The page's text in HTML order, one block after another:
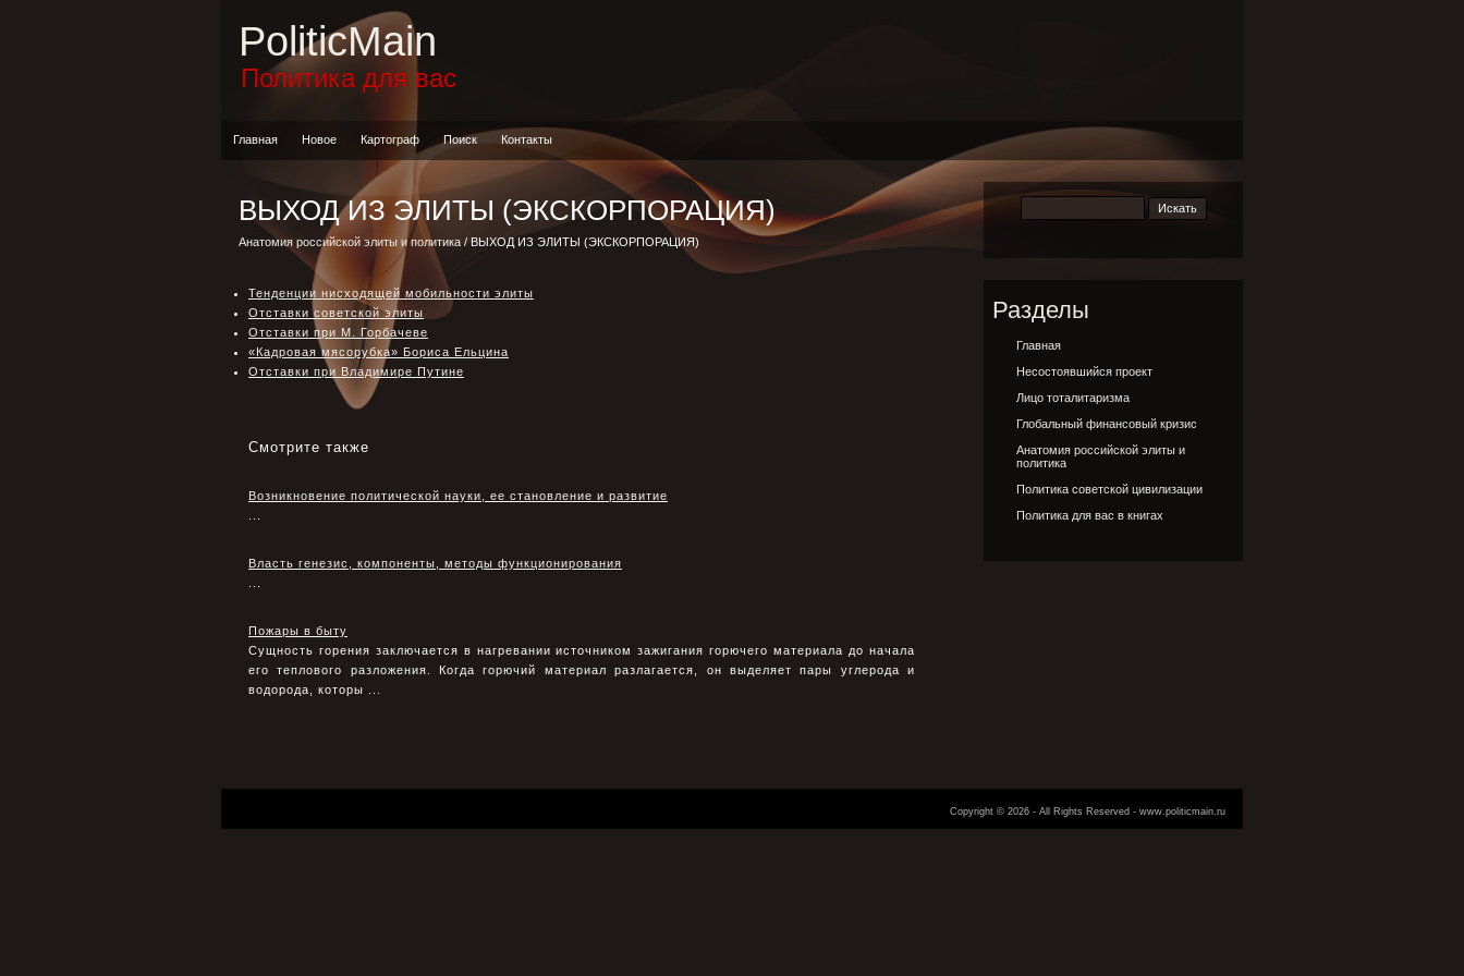
PoliticMain
Политика для вас
Главная Новое Картограф Поиск Контакты
ВЫХОД ИЗ ЭЛИТЫ (ЭКСКОРПОРАЦИЯ)
Анатомия российской элиты и политика / ВЫХОД ИЗ ЭЛИТЫ (ЭКСКОРПОРАЦИЯ)
Тенденции нисходящей мобильности элиты
Отставки советской элиты
Отставки при М. Горбачеве
«Кадровая мясорубка» Бориса Ельцина
Отставки при Владимире Путине
Смотрите также
Возникновение политической науки, ее становление и развитие
Власть генезис, компоненты, методы функционирования
Пожары в быту
Сущность горения заключается в нагревании источником зажигания горючего материала до начала
его теплового разложения. Когда горючий материал разлагается, он выделяет пары углерода и
водорода, которы ...
Разделы
Главная
Несостоявшийся проект
Лицо тоталитаризма
Глобальный финансовый кризис
Анатомия российской элиты и
политика
Политика советской цивилизации
Политика для вас в книгах
Copyright © 2026 - All Rights Reserved - www.politicmain.ru